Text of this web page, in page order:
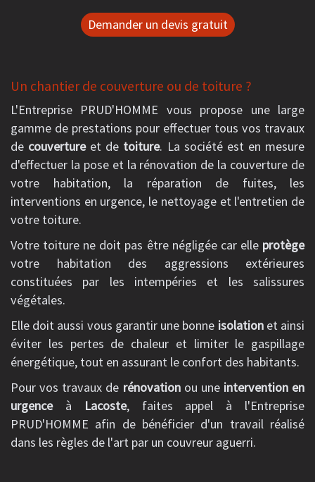
Demander un devis gratuit
Un chantier de couverture ou de toiture ?
L'Entreprise PRUD'HOMME vous propose une large
gamme de prestations pour effectuer tous vos travaux
de couvertureet de toiture. La société est en mesure
d'effectuer la pose et la rénovation de la couverture de
votre habitation, la réparation de fuites, les
interventions en urgence, le nettoyage et l'entretien de
votre toiture.
Votre toiture ne doit pas être négligée car elle protège
votre habitation des aggressions extérieures
constituées par les intempéries et les salissures
végétales.
Elle doit aussi vous garantir une bonne isolationet ainsi
éviter les pertes de chaleur et limiter le gaspillage
énergétique, tout en assurant le confort des habitants.
Pour vos travaux de rénovationou une intervention en
urgenceà Lacoste, faites appel à l'Entreprise
PRUD'HOMME afin de bénéficier d'un travail réalisé
dans les règles de l'art par un couvreur aguerri.